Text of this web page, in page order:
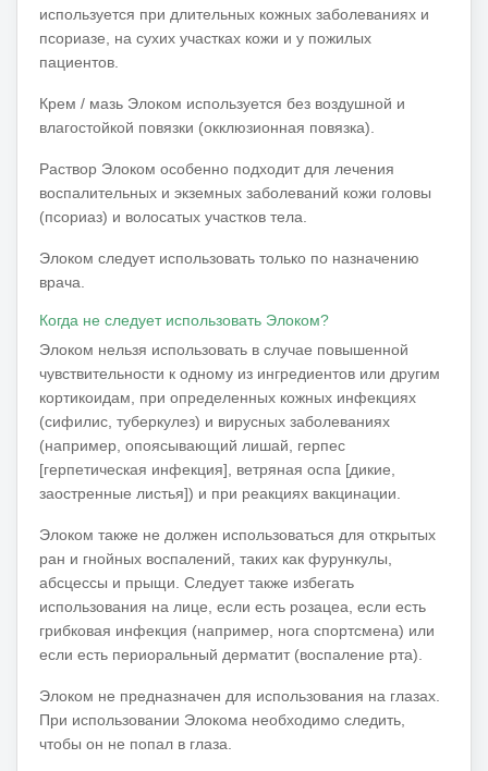
используется при длительных кожных заболеваниях и
псориазе, на сухих участках кожи и у пожилых
пациентов.
Крем / мазь Элоком используется без воздушной и
влагостойкой повязки (окклюзионная повязка).
Раствор Элоком особенно подходит для лечения
воспалительных и экземных заболеваний кожи головы
(псориаз) и волосатых участков тела.
Элоком следует использовать только по назначению
врача.
Когда не следует использовать Элоком?
Элоком нельзя использовать в случае повышенной
чувствительности к одному из ингредиентов или другим
кортикоидам, при определенных кожных инфекциях
(сифилис, туберкулез) и вирусных заболеваниях
(например, опоясывающий лишай, герпес
[герпетическая инфекция], ветряная оспа [дикие,
заостренные листья]) и при реакциях вакцинации.
Элоком также не должен использоваться для открытых
ран и гнойных воспалений, таких как фурункулы,
абсцессы и прыщи. Следует также избегать
использования на лице, если есть розацеа, если есть
грибковая инфекция (например, нога спортсмена) или
если есть периоральный дерматит (воспаление рта).
Элоком не предназначен для использования на глазах.
При использовании Элокома необходимо следить,
чтобы он не попал в глаза.